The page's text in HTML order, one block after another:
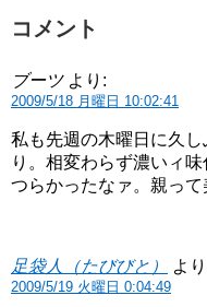
コメント
ブーツ より:
2009/5/18 月曜日 10:02:41
私も先週の木曜日に久
り。相変わらず濃いィ
つらかったなァ。親って
足袋人（たびびと） よ
2009/5/19 火曜日 0:04:49